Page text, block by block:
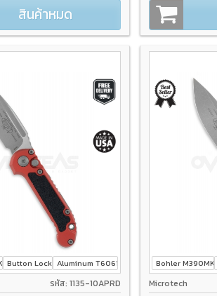
สินค้าหมด
Button Lock Aluminum T6061
รหัส: 1135-10APRD
Bohler M390MK
Microtech